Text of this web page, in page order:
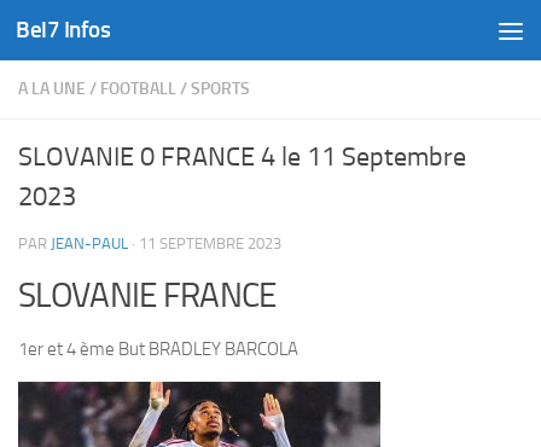
Skip to content
Bel7 Infos
A LA UNE / FOOTBALL/SPORTS
SLOVANIE 0 FRANCE 4 le 11 Septembre
2023
PAR JEAN-PAUL · 11 SEPTEMBRE 2023
SLOVANIE FRANCE
1er et 4 ème But BRADLEY BARCOLA